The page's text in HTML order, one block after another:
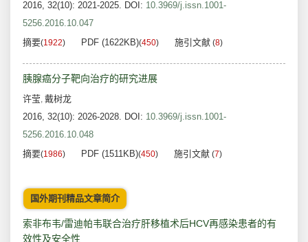
2016, 32(10): 2021-2025. DOI: 10.3969/j.issn.1001-
5256.2016.10.047
摘要(1922) PDF (1622KB)(450) 施引文献 (8)
胰腺癌分子靶向治疗的研究进展
许莹, 戴树龙
2016, 32(10): 2026-2028. DOI: 10.3969/j.issn.1001-
5256.2016.10.048
摘要(1986) PDF (1511KB)(450) 施引文献 (7)
国外期刊精品文章简介
索非布韦/雷迪帕韦联合治疗肝移植术后HCV再感染患者的有
效性及安全性